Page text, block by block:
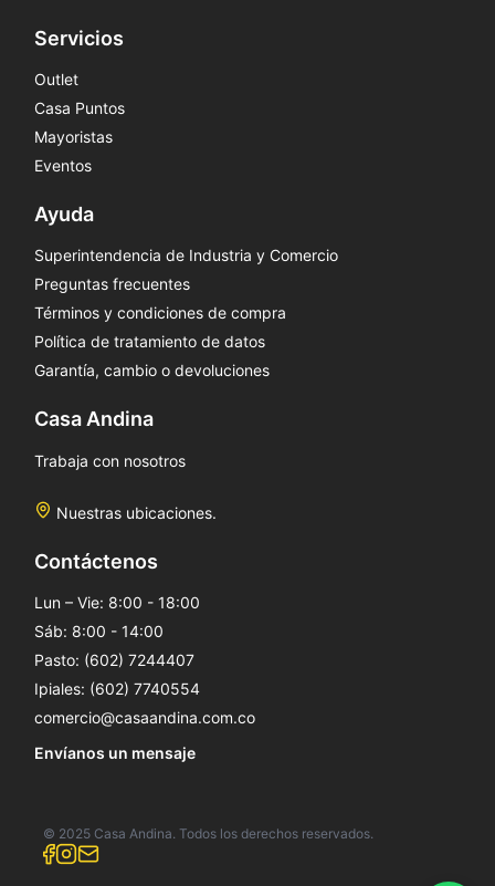
Servicios
Outlet
Casa Puntos
Mayoristas
Eventos
Ayuda
Superintendencia de Industria y Comercio
Preguntas frecuentes
Términos y condiciones de compra
Política de tratamiento de datos
Garantía, cambio o devoluciones
Casa Andina
Trabaja con nosotros
Nuestras ubicaciones.
Contáctenos
Lun – Vie: 8:00 - 18:00
Sáb: 8:00 - 14:00
Pasto: (602) 7244407
Ipiales: (602) 7740554
comercio@casaandina.com.co
Envíanos un mensaje
© 2025 Casa Andina. Todos los derechos reservados.